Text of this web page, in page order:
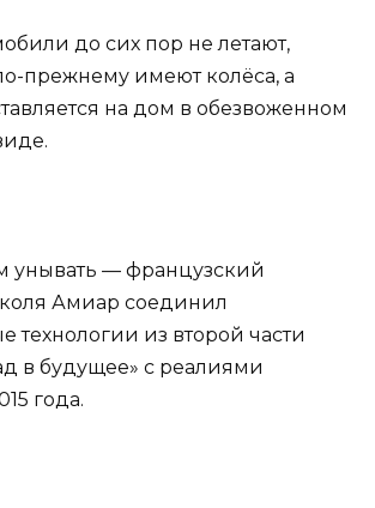
до сих пор не летают,
прежнему имеют колёса, а
на дом в обезвоженном
унывать — французский
Амиар соединил
из второй части
в будущее» с реалиями
года.